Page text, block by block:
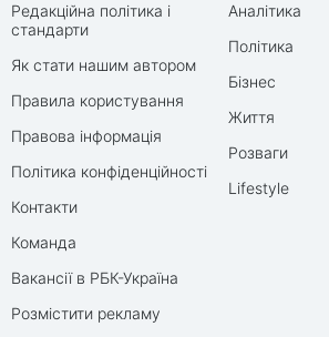
Редакційна політика і
стандарти
Як стати нашим автором
Правила користування
Правова інформація
Політика конфіденційності
Контакти
Команда
Вакансії в РБК-Україна
Розмістити рекламу
Аналітика
Політика
Бізнес
Життя
Розваги
Lifestyle